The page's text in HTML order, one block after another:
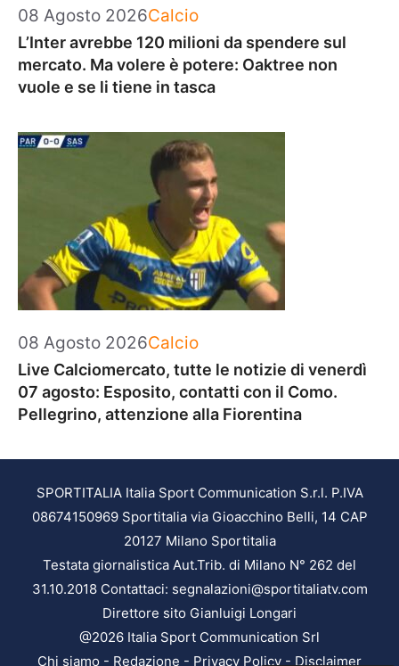
08 Agosto 2026Categorie
Calcio
L’Inter avrebbe 120 milioni da spendere sul
mercato. Ma volere è potere: Oaktree non
vuole e se li tiene in tasca
08 Agosto 2026Categorie
Calcio
Live Calciomercato, tutte le notizie di venerdì
07 agosto: Esposito, contatti con il Como.
Pellegrino, attenzione alla Fiorentina
SPORTITALIA Italia Sport Communication S.r.l. P.IVA
08674150969 Sportitalia via Gioacchino Belli, 14 CAP
20127 Milano Sportitalia
Testata giornalistica Aut.Trib. di Milano N° 262 del
31.10.2018 Contattaci: segnalazioni@sportitaliatv.com
Direttore sito Gianluigi Longari
@2026 Italia Sport Communication Srl
Chi siamo - Redazione - Privacy Policy-Disclaimer